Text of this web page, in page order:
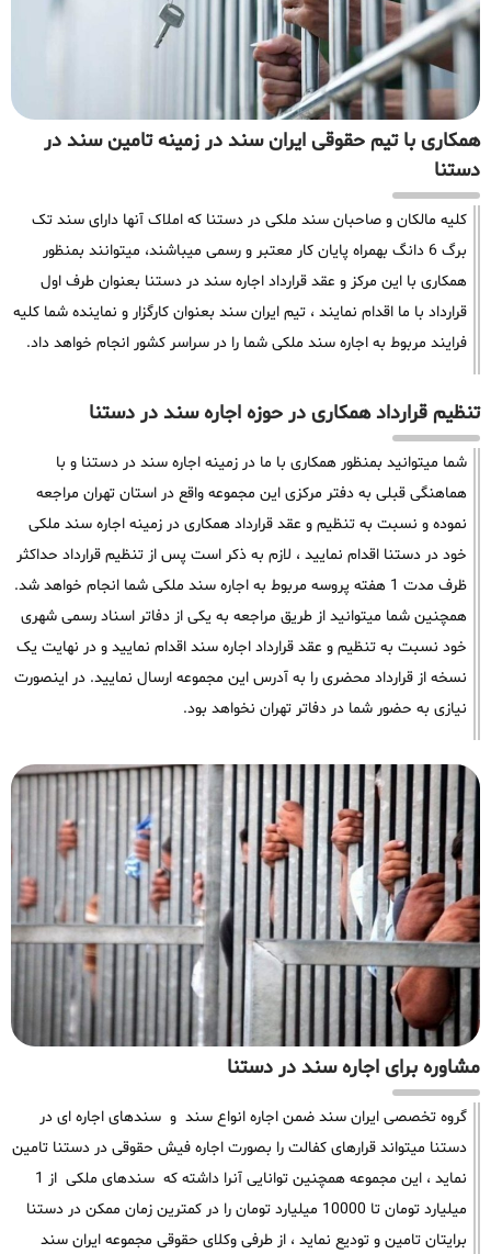
همکاری با تیم حقوقی ایران سند در زمینه تامین سند در
دستنا
کلیه مالکان و صاحبان سند ملکی در دستنا که املاک آنها دارای سند تک
برگ 6 دانگ بهمراه پایان کار معتبر و رسمی میباشند، میتوانند بمنظور
همکاری با این مرکز و عقد قرارداد اجاره سند در دستنا بعنوان طرف اول
قرارداد با ما اقدام نمایند ، تیم ایران سند بعنوان کارگزار و نماینده شما کلیه
فرایند مربوط به اجاره سند ملکی شما را در سراسر کشور انجام خواهد داد.
تنظیم قرارداد همکاری در حوزه اجاره سند در دستنا
شما میتوانید بمنظور همکاری با ما در زمینه اجاره سند در دستنا و با
هماهنگی قبلی به دفتر مرکزی این مجموعه واقع در استان تهران مراجعه
نموده و نسبت به تنظیم و عقد قرارداد همکاری در زمینه اجاره سند ملکی
خود در دستنا اقدام نمایید ، لازم به ذکر است پس از تنظیم قرارداد حداکثر
ظرف مدت 1 هفته پروسه مربوط به اجاره سند ملکی شما انجام خواهد شد.
همچنین شما میتوانید از طریق مراجعه به یکی از دفاتر اسناد رسمی شهری
خود نسبت به تنظیم و عقد قرارداد اجاره سند اقدام نمایید و در نهایت یک
نسخه از قرارداد محضری را به آدرس این مجموعه ارسال نمایید. در اینصورت
نیازی به حضور شما در دفاتر تهران نخواهد بود.
مشاوره برای اجاره سند در دستنا
گروه تخصصی ایران سند ضمن اجاره انواع سند و سندهای اجاره ای در
دستنا میتواند قرارهای کفالت را بصورت اجاره فیش حقوقی در دستنا تامین
نماید ، این مجموعه همچنین توانایی آنرا داشته که سندهای ملکی از 1
میلیارد تومان تا 10000 میلیارد تومان را در کمترین زمان ممکن در دستنا
برایتان تامین و تودیع نماید ، از طرفی وکلای حقوقی مجموعه ایران سند